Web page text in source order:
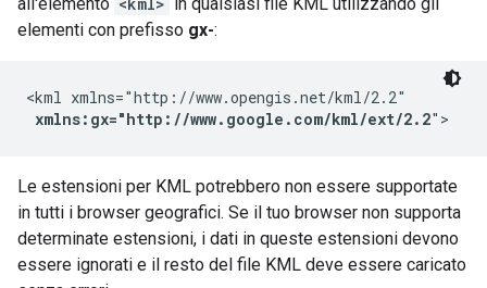
elementi con prefisso gx-:
<kml xmlns="http://www.opengis.net/kml/2.2"
xmlns:gx="http://www.google.com/kml/ext/2.2">
Le estensioni per KML potrebbero non essere supportate
in tutti i browser geografici. Se il tuo browser non supporta
determinate estensioni, i dati in queste estensioni devono
essere ignorati e il resto del file KML deve essere caricato